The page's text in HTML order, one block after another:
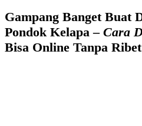
Gampang Banget Buat
Pondok Kelapa – Cara
Bisa Online Tanpa Ribet